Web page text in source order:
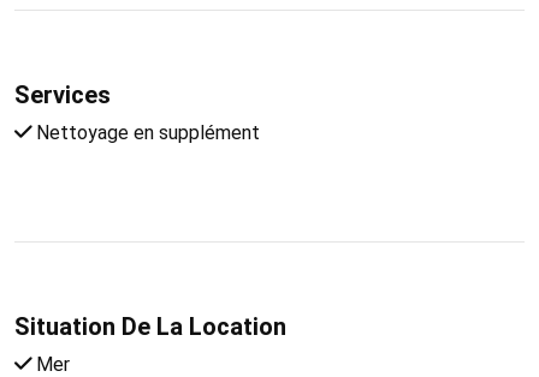
Services
Nettoyage en supplément
Situation De La Location
Mer